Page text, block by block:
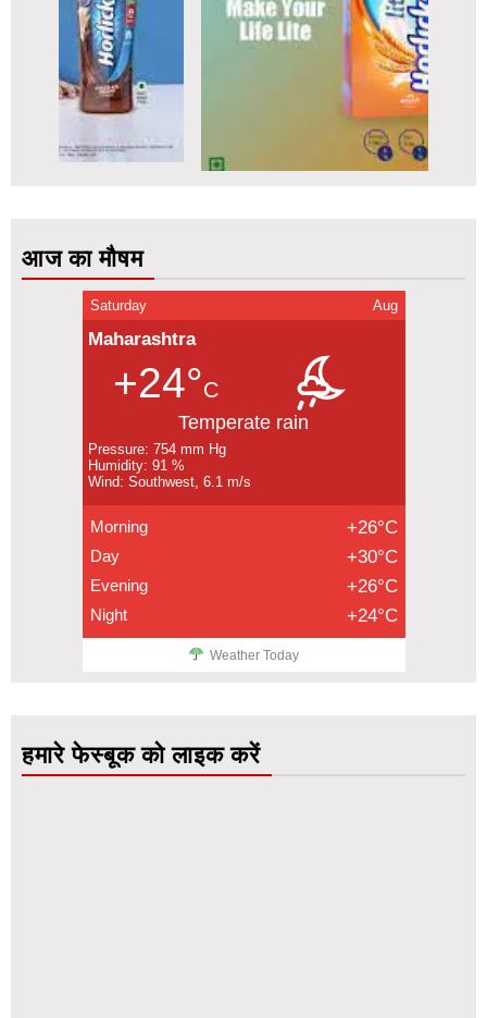
आज का मौषम
Saturday Aug
Maharashtra
+24°C
Temperate rain
Pressure: 754 mm Hg
Humidity: 91 %
Wind: Southwest, 6.1 m/s
Morning +26°C
Day +30°C
Evening +26°C
Night +24°C
Weather Today
हमारे फेस्बूक को लाइक करें